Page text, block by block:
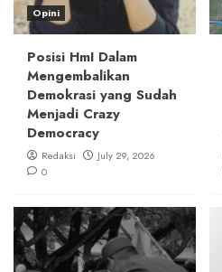
Opini
Posisi HmI Dalam
Mengembalikan
Demokrasi yang Sudah
Menjadi Crazy
Democracy
Redaksi
July 29, 2026
0